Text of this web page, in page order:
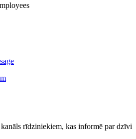
rīdziniekiem, kas informē par dzīvi